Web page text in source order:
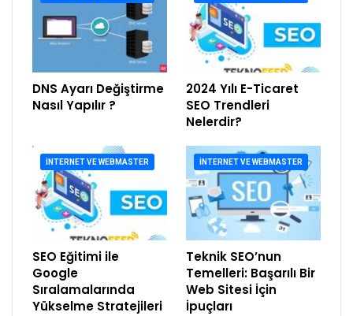
DNS Ayarı Değiştirme
Nasıl Yapılır ?
2024 Yılı E-Ticaret
SEO Trendleri
Nelerdir?
İNTERNET VE WEBMASTER
SEO Eğitimi ile
Google
Sıralamalarında
Yükselme Stratejileri
İNTERNET VE WEBMASTER
Teknik SEO’nun
Temelleri: Başarılı Bir
Web Sitesi İçin
İpuçları